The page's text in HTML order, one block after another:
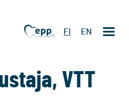
FI EN
VTT